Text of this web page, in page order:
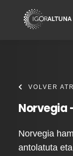
VOLVER
Norvegia
Norvegia
antolatuta